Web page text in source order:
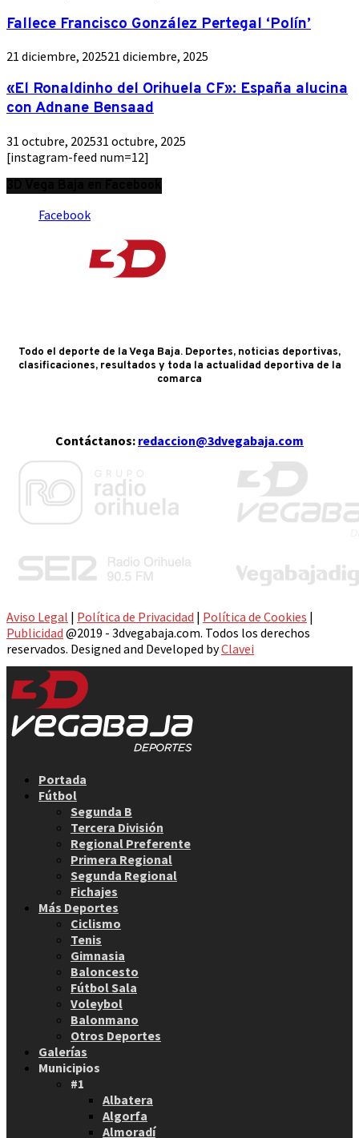
Fallece Francisco González Pertegal ‘Polín’
21 diciembre, 202521 diciembre, 2025
«El Ronaldinho del Orihuela CF»: España alucina
con Adnane Bensaad
31 octubre, 202531 octubre, 2025
[instagram-feed num=12]
Facebook
Todo el deporte de la Vega Baja. Deportes, noticias deportivas,
clasificaciones, resultados y toda la actualidad deportiva de la
comarca
Contáctanos: redaccion@3dvegabaja.com
Aviso Legal | Política de Privacidad | Política de Cookies |
Publicidad @2019 - 3dvegabaja.com. Todos los derechos
reservados. Designed and Developed byClavei
Portada
Fútbol
Segunda B
Tercera División
Regional Preferente
Primera Regional
Segunda Regional
Fichajes
Más Deportes
Ciclismo
Tenis
Gimnasia
Baloncesto
Fútbol Sala
Voleybol
Balonmano
Otros Deportes
Galerías
Municipios
#1
Albatera
Algorfa
Almoradí